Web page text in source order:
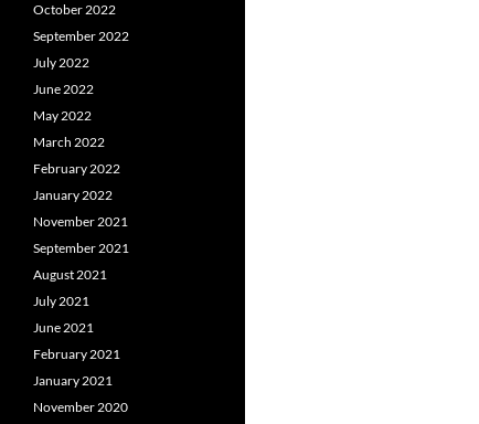
October 2022
September 2022
July 2022
June 2022
May 2022
March 2022
February 2022
January 2022
November 2021
September 2021
August 2021
July 2021
June 2021
February 2021
January 2021
November 2020